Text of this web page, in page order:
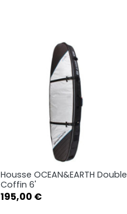
Aperçu rapide
Housse OCEAN&EARTH Double
Coffin 6'
Prix
195,00 €